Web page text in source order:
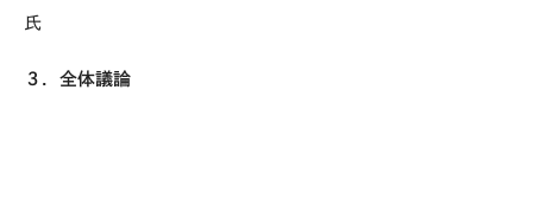
氏
３．全体議論